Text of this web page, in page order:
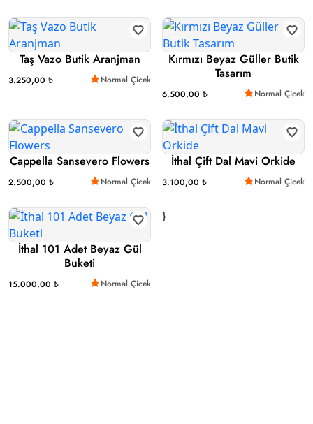
Taş Vazo Butik Aranjman
3.250,00 ₺ Normal Çicek
Kırmızı Beyaz Güller Butik
Tasarım
6.500,00 ₺ Normal Çicek
Cappella Sansevero Flowers
2.500,00 ₺ Normal Çicek
İthal Çift Dal Mavi Orkide
3.100,00 ₺ Normal Çicek
İthal 101 Adet Beyaz Gül
Buketi
15.000,00 ₺ Normal Çicek
}